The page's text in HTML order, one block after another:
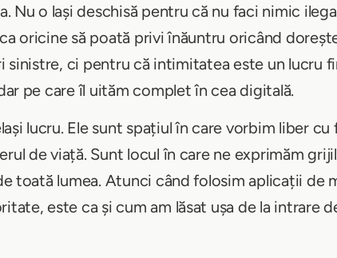
Nu o lași deschisă pentru că nu faci nimic
oricine să poată privi înăuntru oricând
ci pentru că intimitatea este un lucru
pe care îl uităm complet în cea digitală.
lucru. Ele sunt spațiul în care vorbim liber cu
de viață. Sunt locul în care ne exprimăm
toată lumea. Atunci când folosim aplicații de
este ca și cum am lăsat ușa de la intrare